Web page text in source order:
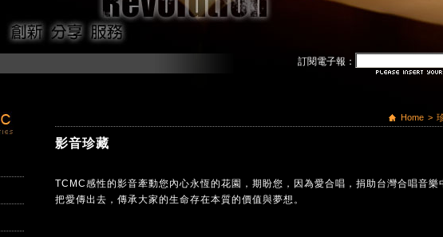
訂閱電子報：
Home >
影音珍藏
TCMC感性的影音牽動您內心永恆的花園，期盼您，因為愛合唱，捐助台灣合唱音樂
把愛傳出去，傳承大家的生命存在本質的價值與夢想。